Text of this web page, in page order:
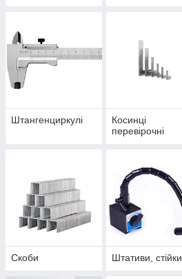
Штангенциркулі
Косинці
перевірочні
Скоби Штативи, стійки